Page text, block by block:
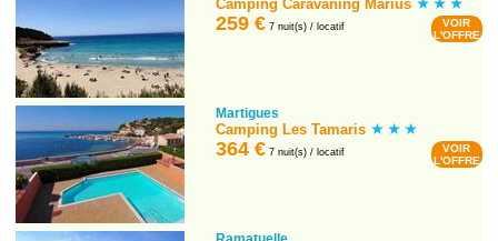
Camping Caravaning Marius
259 € 7 nuit(s) / locatif
VOIR
L'OFFRE
Martigues
Camping Les Tamaris
364 € 7 nuit(s) / locatif
VOIR
L'OFFRE